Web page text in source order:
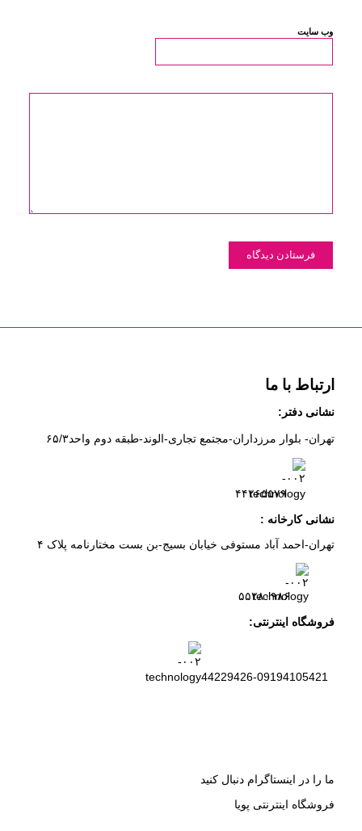
وب‌ سایت
ارتباط با ما
نشانی دفتر:
تهران- بلوار مرزداران-مجتمع تجاری-الوند-طبقه دوم واحد۶ ۵/۳
۴۴ ۲۶۵۵۷۹
نشانی کارخانه :
تهران-احمد آباد مستوفی خیابان بسیج-بن بست مختارنامه پلاک ۴
۵۵۲۸۰۹۸۶
فروشگاه اینترنتی:
44229426-09194105421
ما را در اینستاگرام دنبال کنید
فروشگاه اینترنتی پویا